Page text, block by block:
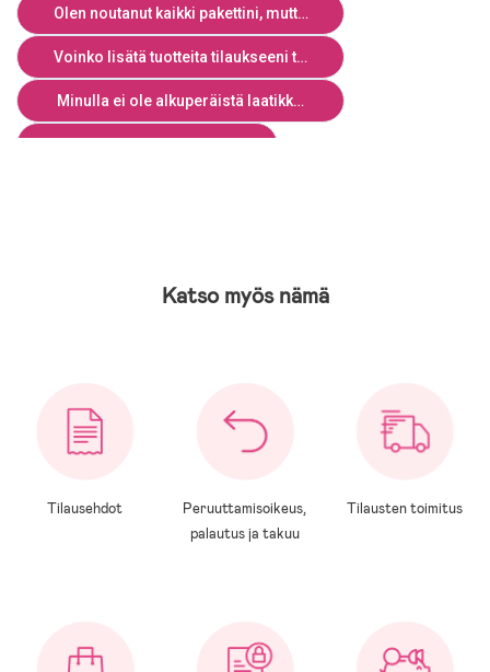
Katso myös nämä
Tilausehdot
Peruuttamisoikeus,
palautus ja takuu
Tilausten toimitus